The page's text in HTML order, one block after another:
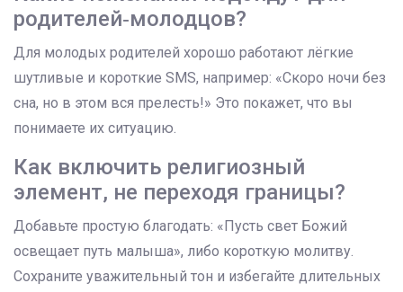
родителей‑молодцов?
Для молодых родителей хорошо работают лёгкие
шутливые и короткие SMS, например: «Скоро ночи без
сна, но в этом вся прелесть!» Это покажет, что вы
понимаете их ситуацию.
Как включить религиозный
элемент, не переходя границы?
Добавьте простую благодать: «Пусть свет Божий
освещает путь малыша», либо короткую молитву.
Сохраните уважительный тон и избегайте длительных